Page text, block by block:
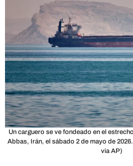
Un carguero se ve fondeado en el
Abbas, Irán, el sábado 2 de mayo de
via AP)